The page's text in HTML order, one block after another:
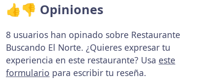
👍👎 Opiniones
8 usuarios han opinado sobre Restaurante
Buscando El Norte. ¿Quieres expresar tu
experiencia en este restaurante? Usa este
formulario para escribir tu reseña.